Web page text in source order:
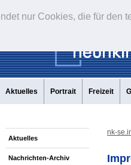
nur Cookies, die für den
Aktuelles Portrait Freizeit
Aktuelles
Nachrichten-Archiv
nk-